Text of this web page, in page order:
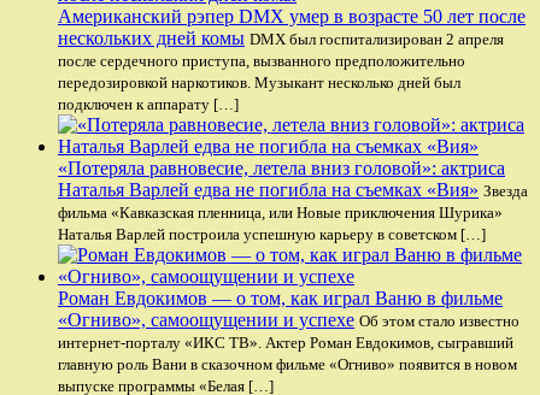
Американский рэпер DMX умер в возрасте 50 лет после
нескольких дней комы DMX был госпитализирован 2 апреля
после сердечного приступа, вызванного предположительно
передозировкой наркотиков. Музыкант несколько дней был
подключен к аппарату […]
«Потеряла равновесие, летела вниз головой»: актриса
Наталья Варлей едва не погибла на съемках «Вия» Звезда
фильма «Кавказская пленница, или Новые приключения Шурика»
Наталья Варлей построила успешную карьеру в советском […]
Роман Евдокимов — о том, как играл Ваню в фильме
«Огниво», самоощущении и успехе Об этом стало известно
интернет-порталу «ИКС ТВ». Актер Роман Евдокимов, сыгравший
главную роль Вани в сказочном фильме «Огниво» появится в новом
выпуске программы «Белая […]